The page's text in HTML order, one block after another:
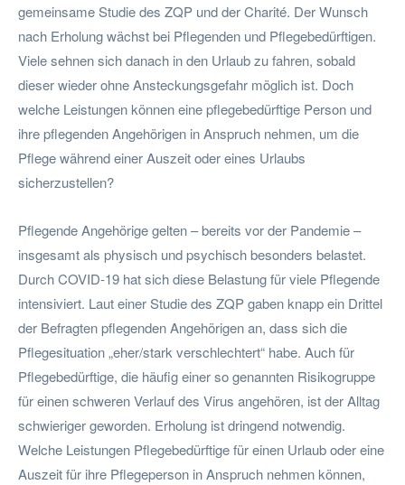
gemeinsame Studie des ZQP und der Charité. Der Wunsch
nach Erholung wächst bei Pflegenden und Pflegebedürftigen.
Viele sehnen sich danach in den Urlaub zu fahren, sobald
dieser wieder ohne Ansteckungsgefahr möglich ist. Doch
welche Leistungen können eine pflegebedürftige Person und
ihre pflegenden Angehörigen in Anspruch nehmen, um die
Pflege während einer Auszeit oder eines Urlaubs
sicherzustellen?
Pflegende Angehörige gelten – bereits vor der Pandemie –
insgesamt als physisch und psychisch besonders belastet.
Durch COVID-19 hat sich diese Belastung für viele Pflegende
intensiviert. Laut einer Studie des ZQP gaben knapp ein Drittel
der Befragten pflegenden Angehörigen an, dass sich die
Pflegesituation „eher/stark verschlechtert“ habe. Auch für
Pflegebedürftige, die häufig einer so genannten Risikogruppe
für einen schweren Verlauf des Virus angehören, ist der Alltag
schwieriger geworden. Erholung ist dringend notwendig.
Welche Leistungen Pflegebedürftige für einen Urlaub oder eine
Auszeit für ihre Pflegeperson in Anspruch nehmen können,